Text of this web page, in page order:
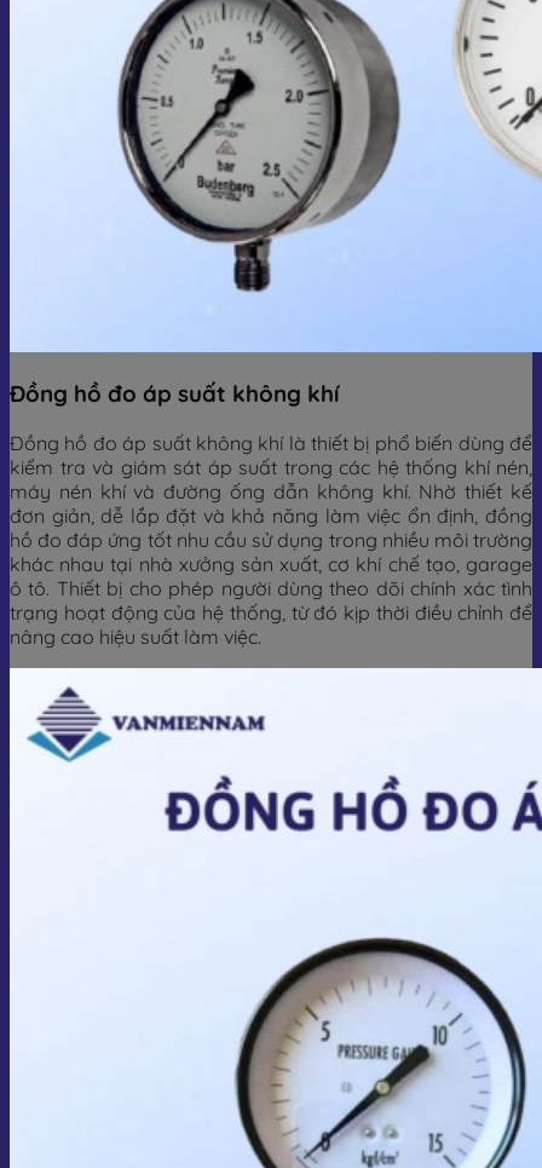
Đồng hồ đo áp suất không khí
Đồng hồ đo áp suất không khí là thiết bị phổ biến dùng để
kiểm tra và giám sát áp suất trong các hệ thống khí nén,
máy nén khí và đường ống dẫn không khí. Nhờ thiết kế
đơn giản, dễ lắp đặt và khả năng làm việc ổn định, đồng
hồ đo đáp ứng tốt nhu cầu sử dụng trong nhiều môi trường
khác nhau tại nhà xưởng sản xuất, cơ khí chế tạo, garage
ô tô. Thiết bị cho phép người dùng theo dõi chính xác tình
trạng hoạt động của hệ thống, từ đó kịp thời điều chỉnh để
nâng cao hiệu suất làm việc.